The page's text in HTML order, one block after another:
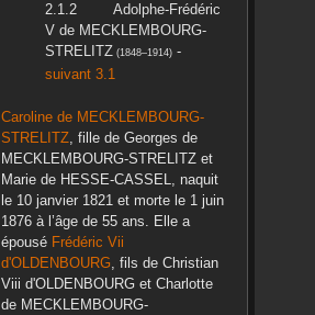
Adolphe-Frédéric
Vde MECKLEMBOURG-
STRELITZ(1848–1914)-
suivant 3.1
Carolinede MECKLEMBOURG-
STRELITZ, fille de Georges de
MECKLEMBOURG-STRELITZet
Mariede HESSE-CASSEL, naquit
le 10 janvier 1821et morte le 1 juin
1876à l’âge de 55 ans. Elle a
épousé Frédéric Vii
d'OLDENBOURG, fils de Christian
Viii d'OLDENBOURGet Charlotte
de MECKLEMBOURG-